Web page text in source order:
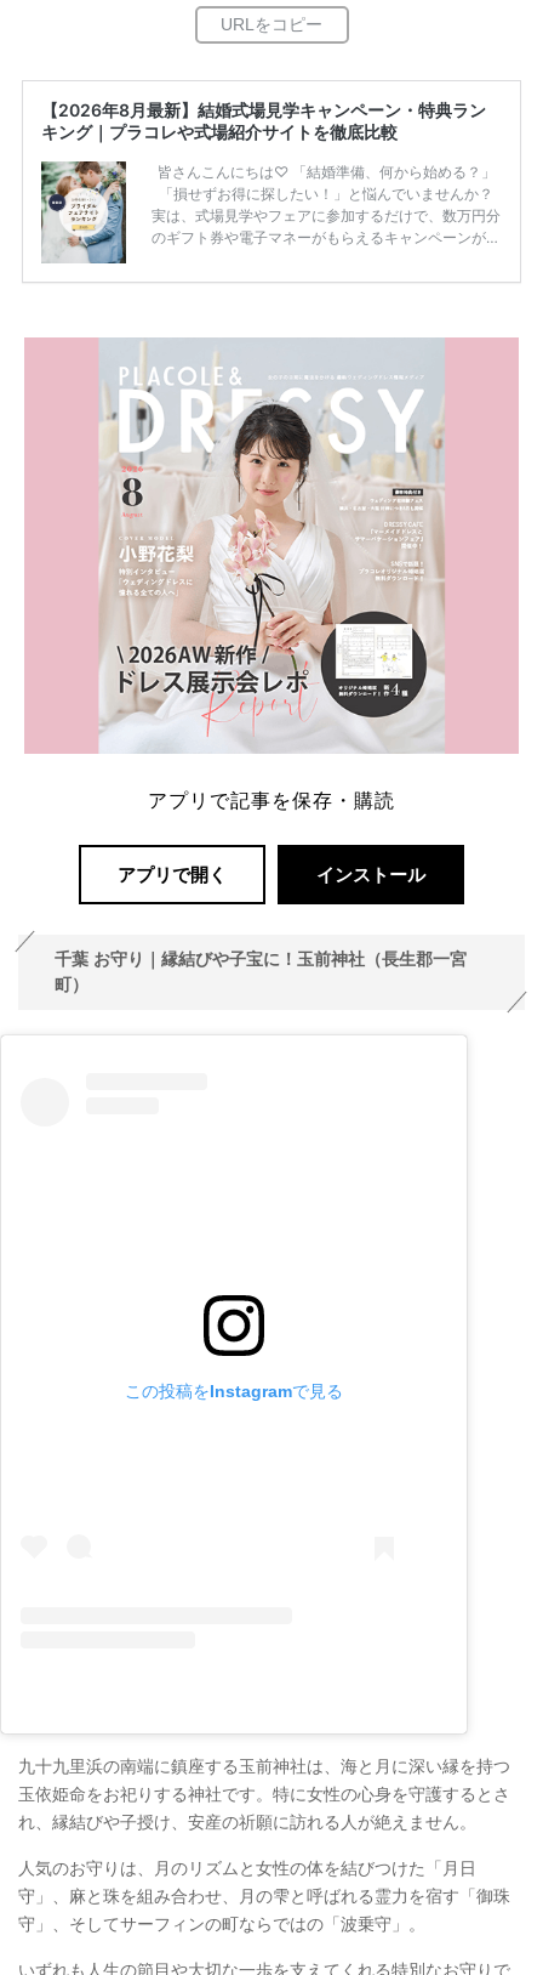
【2026年8月最新】結婚式場見学キャンペーン・特典ラン
キング｜プラコレや式場紹介サイトを徹底比較
皆さんこんにちは♡ 「結婚準備、何から始める？」
「損せずお得に探したい！」と悩んでいませんか？
実は、式場見学やフェアに参加するだけで、数万円分
のギフト券や電子マネーがもらえるキャンペーンがあ
ため、比較せずに選ぶと損をしてしまうことも……。
内容：特典金額・条件・応募方法・注意点 「どこが
一番お得？」「プラコレの特典は？」といった疑問も
解決します。 まずは診断で候補を絞れる「ウェディ
ング診断」か、体験型 […]
続きを読む
アプリで記事を保存・購読
アプリで開く インストール
千葉 お守り｜縁結びや子宝に！玉前神社（長生郡一宮
町）
この投稿をInstagramで見る
九十九里浜の南端に鎮座する玉前神社は、海と月に深い縁を持つ
玉依姫命をお祀りする神社です。特に女性の心身を守護するとさ
れ、縁結びや子授け、安産の祈願に訪れる人が絶えません。
人気のお守りは、月のリズムと女性の体を結びつけた「月日
守」、麻と珠を組み合わせ、月の雫と呼ばれる霊力を宿す「御珠
守」、そしてサーフィンの町ならではの「波乗守」。
いずれも人生の節目や大切な一歩を支えてくれる特別なお守りで